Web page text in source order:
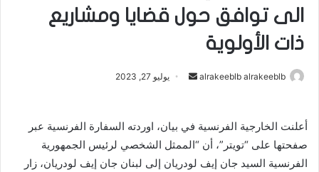
الى توافق حول قضايا ومشاريع
ذات الأولوية
alrakeeblb alrakeeblb
ل
ب
ر
يوليو 27, 2023
أعلنت الخارجية الفرنسية في بيان، اوردته السفارة الفرنسية عبر
صفحتها على “تويتر”، أن “الممثل الشخصي لرئيس الجمهورية
الفرنسية السيد جان إيف لودريان إلى لبنان جان إيف لودريان، زار